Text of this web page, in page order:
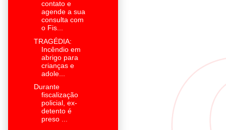
contato e
agende a sua
consulta com
o Fis...
TRAGÉDIA:
Incêndio em
abrigo para
crianças e
adole...
Durante
fiscalização
policial, ex-
detento é
preso ...